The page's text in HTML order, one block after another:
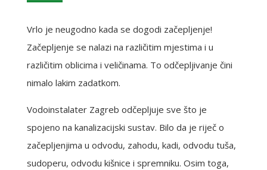
Vrlo je neugodno kada se dogodi začepljenje!
Začepljenje se nalazi na različitim mjestima i u
različitim oblicima i veličinama. To odčepljivanje čini
nimalo lakim zadatkom.
Vodoinstalater Zagreb odčepljuje sve što je
spojeno na kanalizacijski sustav. Bilo da je riječ o
začepljenjima u odvodu, zahodu, kadi, odvodu tuša,
sudoperu, odvodu kišnice i spremniku. Osim toga,